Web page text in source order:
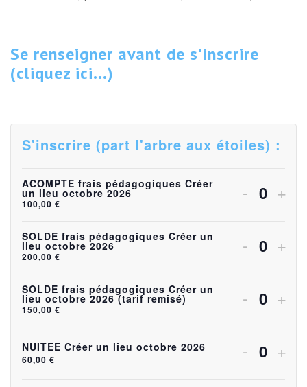
Se renseigner avant de s'inscrire
(cliquez ici...)
S'inscrire (part l'arbre aux étoiles) :
ACOMPTE frais pédagogiques Créer
un lieu octobre 2026
100,00 €
Diminuer
quantité
billets
pour
frais
-
frais
+
SOLDE frais pédagogiques Créer un
lieu octobre 2026
200,00 €
Diminuer
quantité
billets
pour
- +
SOLDE frais pédagogiques Créer un
lieu octobre 2026 (tarif remisé)
150,00 €
Diminuer
quantité
- +
NUITEE Créer un lieu octobre 2026
60,00 €
Diminuer
- +